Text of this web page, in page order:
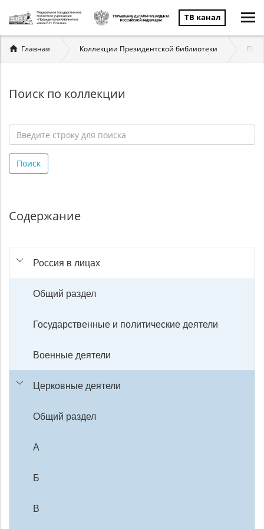
ТВ канал
Вы
здесь
Главная Коллекции Президентской библиотеки
Поиск по коллекции
строку
для
Поиск
Содержание
Россия в лицах
Общий раздел
Государственные и политические деятели
Военные деятели
Церковные деятели
Общий раздел
А
Б
В